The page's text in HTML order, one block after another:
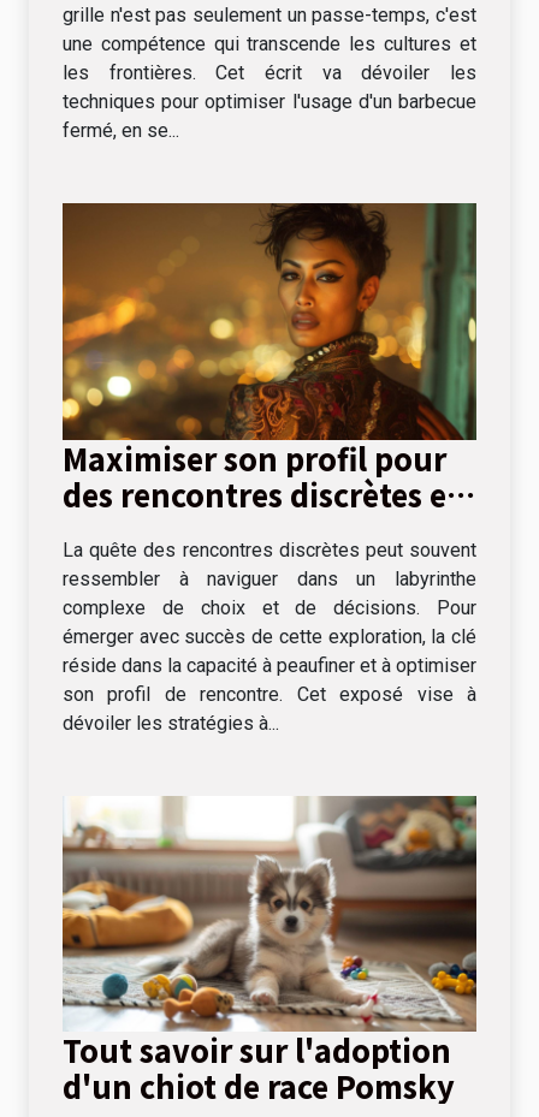
grille n'est pas seulement un passe-temps, c'est
une compétence qui transcende les cultures et
les frontières. Cet écrit va dévoiler les
techniques pour optimiser l'usage d'un barbecue
fermé, en se...
Maximiser son profil pour
des rencontres discrètes et
La quête des rencontres discrètes peut souvent
ressembler à naviguer dans un labyrinthe
complexe de choix et de décisions. Pour
émerger avec succès de cette exploration, la clé
réside dans la capacité à peaufiner et à optimiser
son profil de rencontre. Cet exposé vise à
dévoiler les stratégies à...
Tout savoir sur l'adoption
d'un chiot de race Pomsky